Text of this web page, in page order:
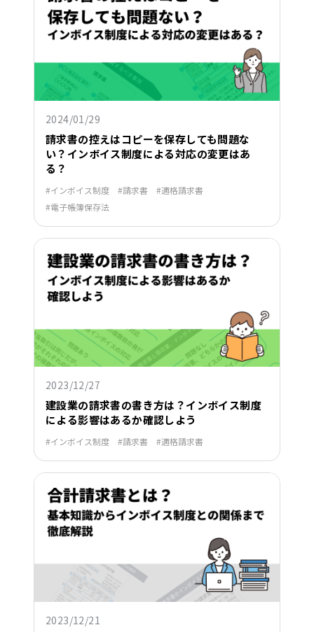
2024/01/29
請求書の控えはコピーを保存しても問題な
い？インボイス制度による対応の変更はあ
る？
インボイス制度 請求書
適格請求書
電子帳簿保存法
2023/12/27
建設業の請求書の書き方は？インボイス制度
による影響はあるか確認しよう
インボイス制度 請求書 適格請求書
2023/12/21